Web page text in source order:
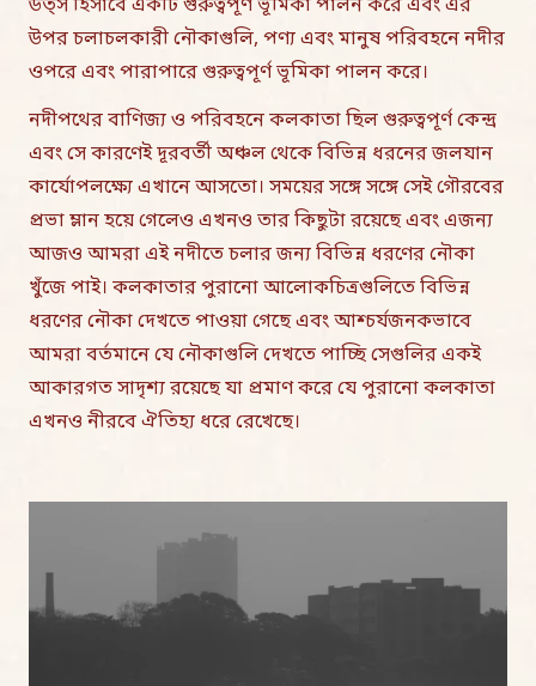
উত্স হিসাবে একটি গুরুত্বপূর্ণ ভূমিকা পালন করে এবং এর
উপর চলাচলকারী নৌকাগুলি, পণ্য এবং মানুষ পরিবহনে নদীর
ওপরে এবং পারাপারে গুরুত্বপূর্ণ ভূমিকা পালন করে।
নদীপথের বাণিজ্য ও পরিবহনে কলকাতা ছিল গুরুত্বপূর্ণ কেন্দ্র
এবং সে কারণেই দূরবর্তী অঞ্চল থেকে বিভিন্ন ধরনের জলযান
কার্যোপলক্ষ্যে এখানে আসতো। সময়ের সঙ্গে সঙ্গে সেই গৌরবের
প্রভা ম্লান হয়ে গেলেও এখনও তার কিছুটা রয়েছে এবং এজন্য
আজও আমরা এই নদীতে চলার জন্য বিভিন্ন ধরণের নৌকা
খুঁজে পাই। কলকাতার পুরানো আলোকচিত্রগুলিতে বিভিন্ন
ধরণের নৌকা দেখতে পাওয়া গেছে এবং আশ্চর্যজনকভাবে
আমরা বর্তমানে যে নৌকাগুলি দেখতে পাচ্ছি সেগুলির একই
আকারগত সাদৃশ্য রয়েছে যা প্রমাণ করে যে পুরানো কলকাতা
এখনও নীরবে ঐতিহ্য ধরে রেখেছে।